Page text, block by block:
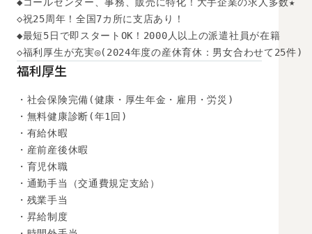
◇祝25周年！全国7カ所に支店あり！
◆最短5日で即スタートOK！2000人以上の派遣社員が在籍
◇福利厚生が充実◎(2024年度の産休育休：男女合わせて25件)
福利厚生
・社会保険完備(健康・厚生年金・雇用・労災)
・無料健康診断(年1回)
・有給休暇
・産前産後休暇
・育児休職
・通勤手当（交通費規定支給）
・残業手当
・昇給制度